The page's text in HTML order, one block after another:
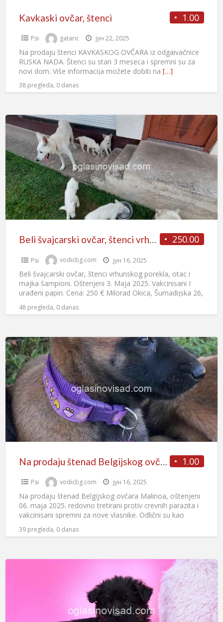
1.00
Kavkaski ovčar, štenci
Psi gataric јун 22, 2025
Na prodaju štenci KAVKASKOG OVČARA iz odgaivačnice
RUSKA NADA. Štenci su stari 3 meseca i spremni su za
novi dom. Više informacija možete dobiti na […]
38 pregleda, 0 danas
250.00
Beli švajcarski ovčar, štenci vrhunskog porekla
Psi vodicbg.com јун 16, 2025
Beli švajcarski ovčar, štenci vrhunskog porekla, otac i
majka šampioni. Oštenjeni 3. Maja 2025. Vakcinisani I
urađeni papiri. Cena: 250 € Milorad Okica, Šumadijska 26,
48 pregleda, 0 danas
1.00
Na prodaju štenad Belgijskog ovčara Malinoa
Psi vodicbg.com јун 16, 2025
Na prodaju štenad Belgijskog ovčara Malinoa, oštenjeni
06. maja 2025. redovno tretirani protiv crevnih parazita i
vakcinisani spremni za nove vlasnike. Odlični su kao
[…]
39 pregleda, 0 danas